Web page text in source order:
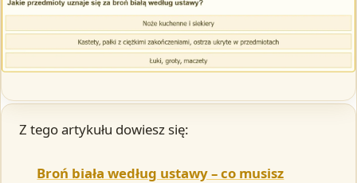
Z tego artykułu dowiesz się:
Broń biała według ustawy – co musisz